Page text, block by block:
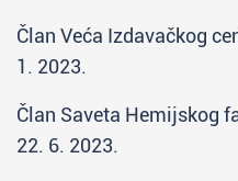
Član Veća Izdavačkog
1. 2023.
Član Saveta Hemijskog
22. 6. 2023.